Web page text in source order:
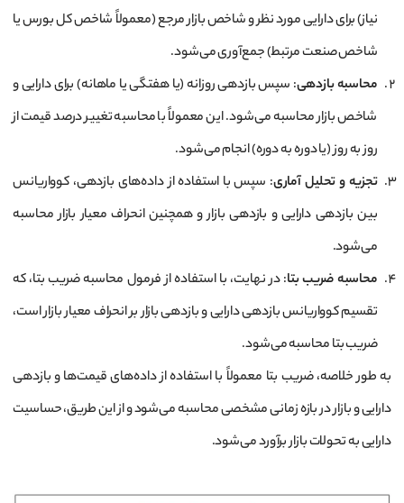
نیاز) برای دارایی مورد نظر و شاخص بازار مرجع (معمولاً شاخص کل بورس یا
شاخص صنعت مرتبط) جمع‌آوری می‌شود.
محاسبه بازدهی: سپس بازدهی روزانه (یا هفتگی یا ماهانه) برای دارایی و
شاخص بازار محاسبه می‌شود. این معمولاً با محاسبه تغییر درصد قیمت از
روز به روز (یا دوره به دوره) انجام می‌شود.
تجزیه و تحلیل آماری: سپس با استفاده از داده‌های بازدهی، کوواریانس
بین بازدهی دارایی و بازدهی بازار و همچنین انحراف معیار بازار محاسبه
می‌شود.
محاسبه ضریب بتا: در نهایت، با استفاده از فرمول محاسبه ضریب بتا، که
تقسیم کوواریانس بازدهی دارایی و بازدهی بازار بر انحراف معیار بازار است،
ضریب بتا محاسبه می‌شود.
به طور خلاصه، ضریب بتا معمولاً با استفاده از داده‌های قیمت‌ها و بازدهی
دارایی و بازار در بازه زمانی مشخصی محاسبه می‌شود و از این طریق، حساسیت
دارایی به تحولات بازار برآورد می‌شود.